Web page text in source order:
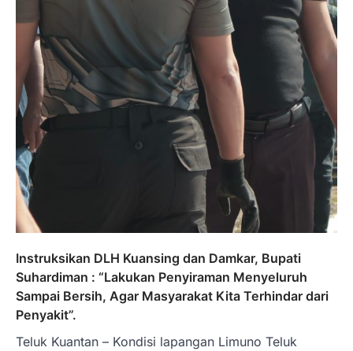
Instruksikan DLH Kuansing dan Damkar, Bupati
Suhardiman : “Lakukan Penyiraman Menyeluruh
Sampai Bersih, Agar Masyarakat Kita Terhindar dari
Penyakit”.
Teluk Kuantan – Kondisi lapangan Limuno Teluk